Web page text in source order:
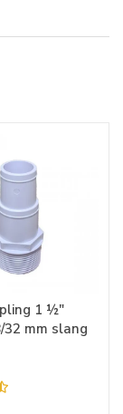
1 ½"
32 mm slang